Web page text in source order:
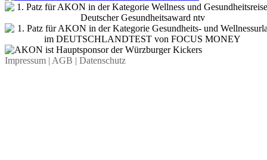
Impressum | AGB | Datenschutz